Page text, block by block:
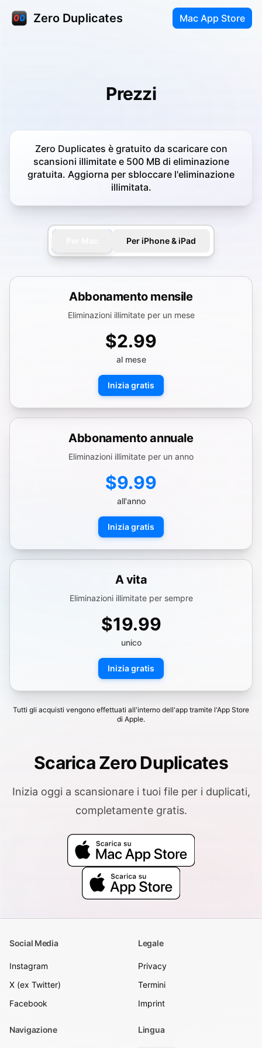
Zero Duplicates Mac App Store
Prezzi
Zero Duplicates è gratuito da scaricare con
scansioni illimitate e 500 MB di eliminazione
gratuita. Aggiorna per sbloccare l'eliminazione
illimitata.
Per iPhone & iPad
Abbonamento mensile
Eliminazioni illimitate per un mese
$2.99
al mese
Inizia gratis
Abbonamento annuale
Eliminazioni illimitate per un anno
$9.99
all'anno
Inizia gratis
A vita
Eliminazioni illimitate per sempre
$19.99
unico
Inizia gratis
Tutti gli acquisti vengono effettuati all'interno dell'app tramite l'App Store
di Apple.
Scarica Zero Duplicates
Inizia oggi a scansionare i tuoi file per i duplicati,
completamente gratis.
Social Media
Instagram
X (ex Twitter)
Facebook
Legale
Privacy
Termini
Imprint
Navigazione Lingua